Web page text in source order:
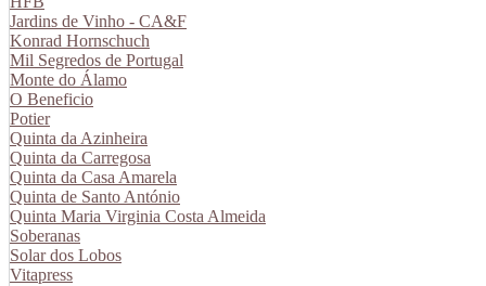
Jardins de Vinho - CA&F
Konrad Hornschuch
Mil Segredos de Portugal
Monte do Álamo
O Beneficio
Potier
Quinta da Azinheira
Quinta da Carregosa
Quinta da Casa Amarela
Quinta de Santo António
Quinta Maria Virginia Costa Almeida
Soberanas
Solar dos Lobos
Vitapress